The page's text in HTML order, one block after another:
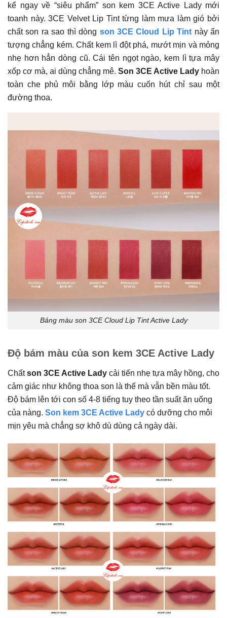
kể ngay về “siêu phẩm” son kem 3CE Active Lady mới
toanh này. 3CE Velvet Lip Tint từng làm mưa làm gió bởi
chất son ra sao thì dòng son 3CE Cloud Lip Tint này ấn
tượng chẳng kém. Chất kem lì đột phá, mướt mịn và mỏng
nhẹ hơn hẳn dòng cũ. Cái tên ngọt ngào, kem lì tựa mây
xốp cơ mà, ai dùng chẳng mê. Son 3CE Active Lady hoàn
toàn che phủ môi bằng lớp màu cuốn hút chỉ sau một
đường thoa.
Bảng màu son 3CE Cloud Lip Tint Active Lady
Độ bám màu của son kem 3CE Active Lady
Chấtson 3CE Active Lady cải tiến nhẹ tựa mây hồng, cho
cảm giác như không thoa son là thế mà vẫn bền màu tốt.
Độ bám lên tới con số 4-8 tiếng tuy theo tần suất ăn uống
của nàng. Son kem 3CE Active Lady có dưỡng cho môi
mịn yêu mà chẳng sợ khô dù dùng cả ngày dài.